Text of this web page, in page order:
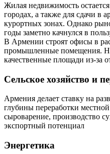
Жилая недвижимость
городах, а также для сдачи в
курортных зонах. Однако
годы заметно качнулся в
В Армении строят офисы в
промышленные помещения.
качественные площади из-за
Сельское хозяйство и
Армения делает ставку на
глубины переработки
сыроварение, производство
экспортный потенциал
Энергетика